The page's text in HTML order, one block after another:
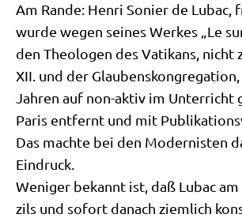
Am Ran­de: Hen­ri Sonier de Lubac,
wur­de wegen sei­nes Wer­kes „Le
den Theo­lo­gen des Vati­kans, nicht
XII. und der
Jah­ren auf non-aktiv im Unter­richt
Paris ent­fernt und mit
Das mach­te bei den Moder­ni­sten
Eindruck.
Weni­ger bekannt ist, daß Lubac
zils und sofort danach ziem­lich